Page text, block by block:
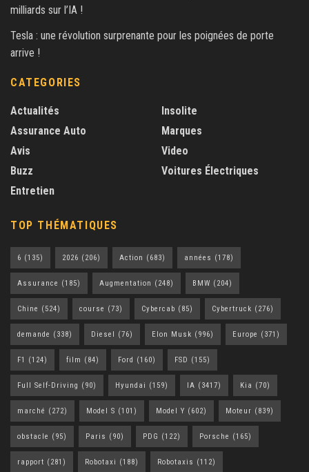
milliards sur l’IA !
Tesla : une révolution surprenante pour les poignées de porte
arrive !
CATEGORIES
Actualités
Assurance Auto
Avis
Buzz
Entretien
Insolite
Marques
Video
Voitures Électriques
TOP THÉMATIQUES
6 (135) 2026 (206) Action (683) années (178)
Assurance (185) Augmentation (248) BMW (204)
Chine (524) course (73) Cybercab (85) Cybertruck (276)
demande (338) Diesel (76) Elon Musk (996) Europe (371)
F1 (124) film (84) Ford (160) FSD (155)
Full Self-Driving (90) Hyundai (159) IA (3417) Kia (70)
marché (272) Model S (101) Model Y (602) Moteur (839)
obstacle (95) Paris (90) PDG (122) Porsche (165)
rapport (281) Robotaxi (188) Robotaxis (112)